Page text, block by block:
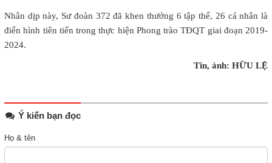
Nhân dịp này, Sư đoàn 372 đã khen thưởng 6 tập thể, 26 cá nhân là
điển hình tiên tiến trong thực hiện Phong trào TĐQT giai đoạn 2019-
2024.
Tin, ảnh: HỮU LỆ
Ý kiến bạn đọc
Họ & tên